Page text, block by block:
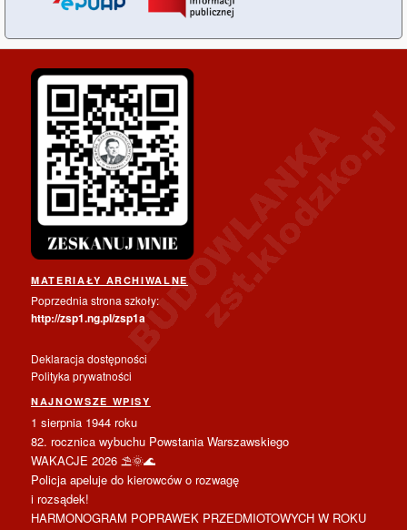
MATERIAŁY ARCHIWALNE
Poprzednia strona szkoły:
http://zsp1.ng.pl/zsp1a
Deklaracja dostępności
Polityka prywatności
NAJNOWSZE WPISY
1 sierpnia 1944 roku
82. rocznica wybuchu Powstania Warszawskiego
WAKACJE 2026 ⛱️🌞🌊
Policja apeluje do kierowców o rozwagę
i rozsądek!
HARMONOGRAM POPRAWEK PRZEDMIOTOWYCH W ROKU